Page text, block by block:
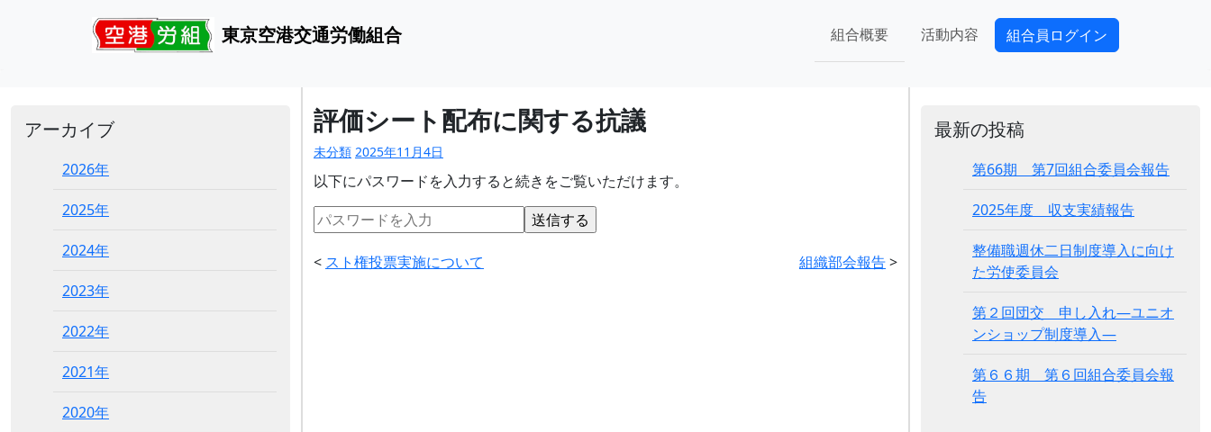
東京空港交通労働組合 組合概要 活動内容 組合員ログイン
アーカイブ
2026年
2025年
2024年
2023年
2022年
2021年
2020年
評価シート配布に関する抗議
未分類 2025年11月4日
以下にパスワードを入力すると続きをご覧いただけます。
< スト権投票実施について 組織部会報告>
最新の投稿
第66期 第7回組合委員会報告
2025年度 収支実績報告
整備職週休二日制度導入に向け
た労使委員会
第２回団交 申し入れ―ユニオ
ンショップ制度導入―
第６６期 第６回組合委員会報
告